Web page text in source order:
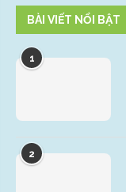
BÀI VIẾT NỔI BẬT
1
2